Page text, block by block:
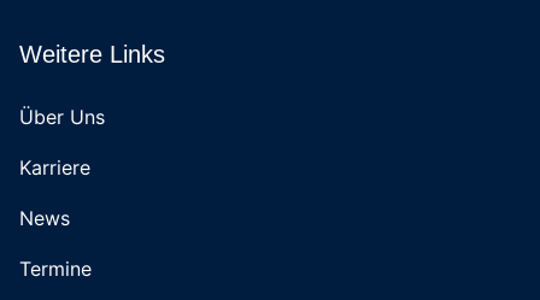
Weitere Links
Über Uns
Karriere
News
Termine